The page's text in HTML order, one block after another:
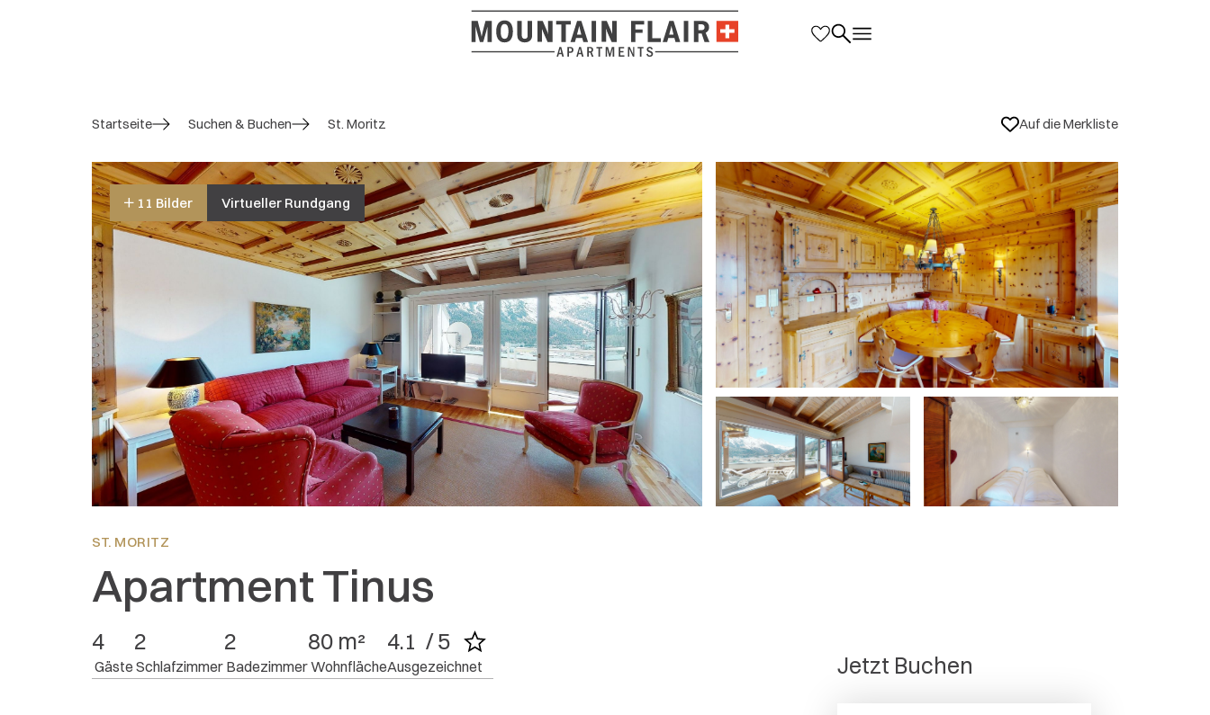
Startseite Suchen & Buchen St. Moritz Auf die Merkliste
11 Bilder Virtueller Rundgang
ST. MORITZ
Apartment Tinus
4
Gäste
2
Schlafzimmer
2
Badezimmer
80 m²
Wohnfläche
4.1  / 5
Ausgezeichnet Jetzt Buchen
4.1 / 5
Gesamtbewertung
16 Bewertungen
Gesamteindruck:4
Lage:4.4
Ausstattung:3.2
Preis/Leistung:4
The team was responsive and helpful. The apartment is a bit dated but has everything you need for a
comfortable stay. The views are awesome.
4.3 / 5 D. GEBERT FEBRUAR 2026 Antwort anzeigen
Weitere Bewertungen
Lage und Ortsinfos
ADRESSE
Via Tinus 16
7500 St. Moritz